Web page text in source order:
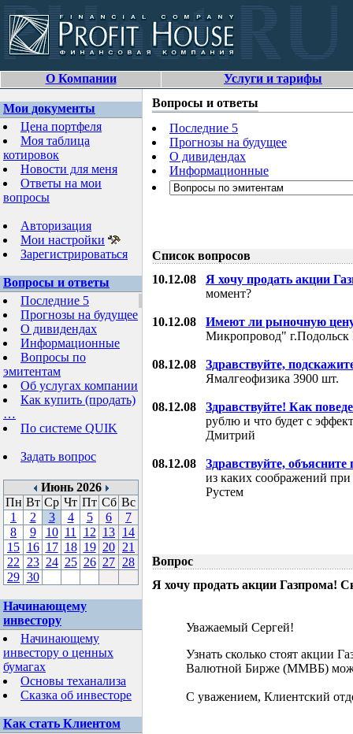
О Компании Услуги и тарифы
Мои документы
Цена портфеля
Моя таблица
котировок
Новости для меня
Ответы на мои
вопросы
Авторизация
Мои настройки
Зарегистрироваться
Вопросы и ответы
Последние 5
Прогнозы на будущее
О дивидендах
Информационные
Вопросы по
эмитентам
Об услугах компании
Как купить (продать)
…
По системе QUIK
Задать вопрос
Июнь 2026
Пн Вт Ср Чт Пт Сб Вс
1
2 3 4 5 6
7
8
9 10 11 12 13 14
15 16 17 18 19 20 21
22
23 24 25 26 27 28
29 30
Начинающему
инвестору
Начинающему
инвестору о ценных
бумагах
Основы теханализа
Сказка об инвесторе
Как стать Клиентом
Вопросы и ответы
Последние 5
Прогнозы на будущее
О дивидендах
Информационные
Список вопросов
10.12.08 Я хочу продать акции
момент?
10.12.08
Имеют ли рыночную
Микропровод"
08.12.08
Здравствуйте,
Ямалгеофизика 3900 шт.
08.12.08
Здравствуйте! Как
рублю и что будет с
Дмитрий
08.12.08
Здравствуйте, объясните
из каких соображений
Рустем
Вопрос
Я хочу продать акции Газпрома!
Уважаемый Сергей!
Узнать сколько стоят акции
Валютной Бирже (ММВБ)
С уважением, Клиентский